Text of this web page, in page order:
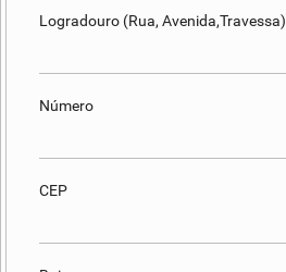
Logradouro (Rua, Avenida,Travessa)
Número
CEP